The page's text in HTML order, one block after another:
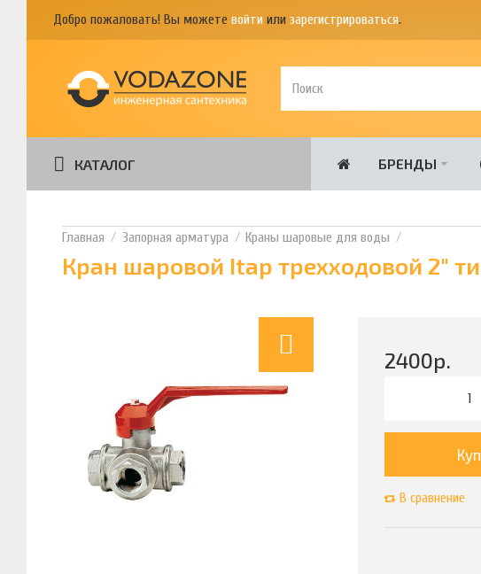
Добро пожаловать! Вы можете войти или зарегистрироваться.
КАТАЛОГ БРЕНДЫ
Запорная арматура Краны шаровые для воды
Кран шаровой Itap трехходовой 2"
2400р.
В сравнение